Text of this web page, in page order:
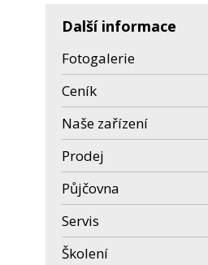
Další informace
Fotogalerie
Ceník
Naše zařízení
Prodej
Půjčovna
Servis
Školení